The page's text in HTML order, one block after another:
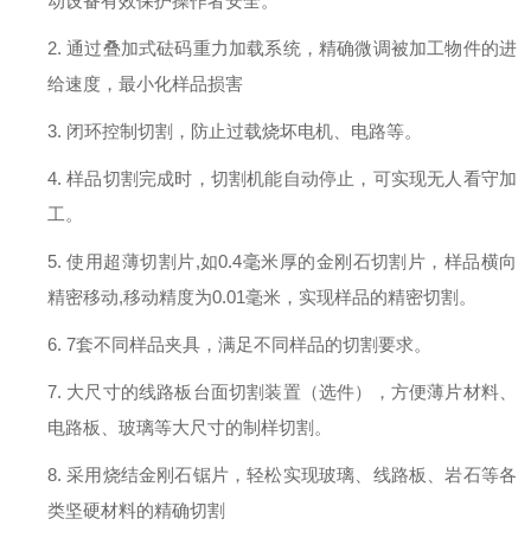
2.通过叠加式砝码重力加载系统，精确微调被加工物件的进
给速度，最小化样品损害
3. 闭环控制切割，防止过载烧坏电机、电路等。
4.样品切割完成时，切割机能自动停止，可实现无人看守加
工。
5.使用超薄切割片,如0.4毫米厚的金刚石切割片，样品横向
精密移动,移动精度为0.01毫米，实现样品的精密切割。
6. 7套不同样品夹具，满足不同样品的切割要求。
7. 大尺寸的线路板台面切割装置（选件），方便薄片材料、
电路板、玻璃等大尺寸的制样切割。
8.采用烧结金刚石锯片，轻松实现玻璃、线路板、岩石等各
类坚硬材料的精确切割